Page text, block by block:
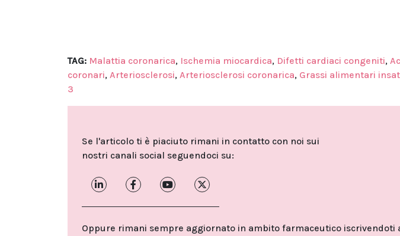
TAG: Malattia coronarica, Ischemia miocardica, Difetti cardiaci congeniti,
coronari, Arteriosclerosi, Arteriosclerosi coronarica, Grassi alimentari
3
Se l'articolo ti è piaciuto rimani in contatto con noi sui
nostri canali social seguendoci su:
Oppure rimani sempre aggiornato in ambito farmaceutico iscrivendoti